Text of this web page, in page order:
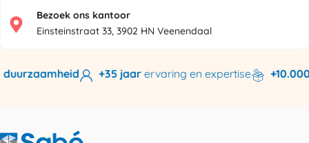
Bezoek ons kantoor
Einsteinstraat 33, 3902 HN Veenendaal
+35 jaarervaring en expertise +10.000